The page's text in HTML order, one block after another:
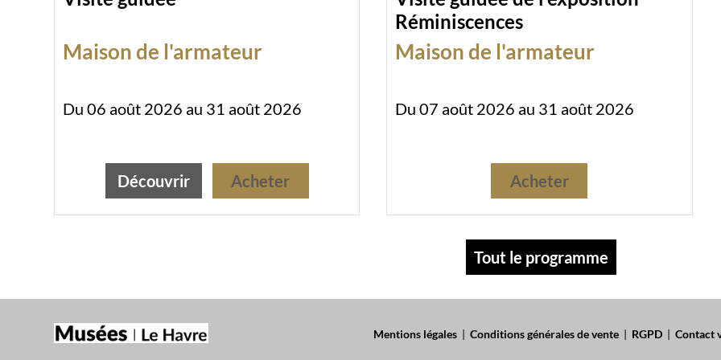
Maison de l'armateur
Du 06 août 2026 au 31 août 2026
Découvrir Acheter
Réminiscences
Maison de l'armateur
Du 07 août 2026 au 31 août 2026
Acheter
Tout le programme
Mentions légales |Conditions générales de vente | RGPD |Contact